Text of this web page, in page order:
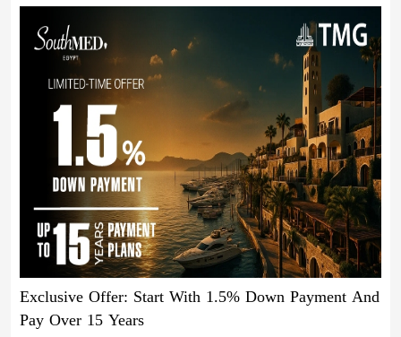
Exclusive Offer: Start With 1.5% Down Payment And
Pay Over 15 Years